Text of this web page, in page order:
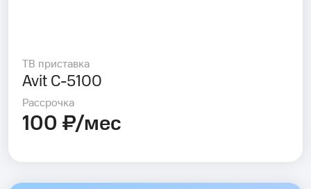
ТВ приставка
Avit C-5100
Рассрочка
100 ₽/мес